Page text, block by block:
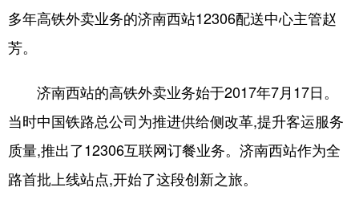
食品 人居 信息化 乡村振兴
亚太网 上市公司 投教基地
多年高铁外卖业务的济南西站12306配送中心主管赵
芳。
济南西站的高铁外卖业务始于2017年7月17日。
当时中国铁路总公司为推进供给侧改革,提升客运服务
质量,推出了12306互联网订餐业务。济南西站作为全
路首批上线站点,开始了这段创新之旅。